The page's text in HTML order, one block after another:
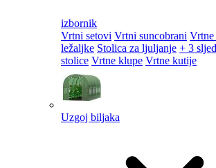
izbornik
Vrtni setovi Vrtni suncobrani
ležaljke Stolica za ljuljanje + 3
stolice Vrtne klupe Vrtne kutije
Uzgoj biljaka